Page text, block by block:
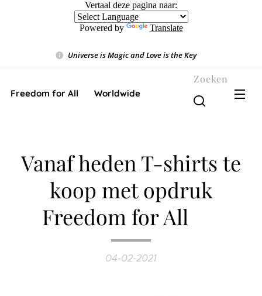
Vertaal deze pagina naar:
Powered by Translate
Universe is Magic and Love is the Key❤️
Freedom for All ❤️ Worldwide
Zoeken
Vanaf heden T-shirts te
koop met opdruk
Freedom for All ❤️
04-02-2021